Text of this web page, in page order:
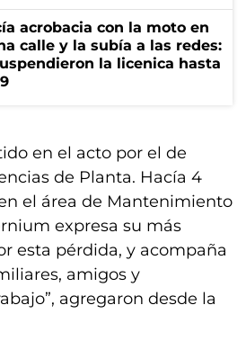
acrobacia con la moto en
calle y la subía a las redes:
la licenica hasta
en el acto por el de
de Planta. Hacía 4
el área de Mantenimiento
expresa su más
esta pérdida, y acompaña
amigos y
agregaron desde la